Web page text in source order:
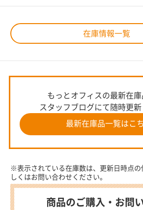
在庫情報一覧
もっとオフィスの最新在
スタッフブログにて随時更
最新在庫品一覧はこ
※表示されている在庫数は、更新日時点の
しくはお問い合わせください。
商品のご購入・お問